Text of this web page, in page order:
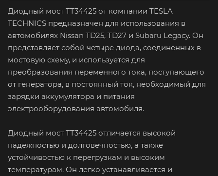
Диодный мост TT34425 от компании TESLA
TECHNICS предназначен для использования в
автомобилях Nissan TD25, TD27 и Subaru Legacy. Он
представляет собой четыре диода, соединенных в
мостовую схему, и используется для
преобразования переменного тока, поступающего
от генератора, в постоянный ток, необходимый для
зарядки аккумулятора и питания
электрооборудования автомобиля.
Диодный мост TT34425 отличается высокой
надежностью и долговечностью, а также
устойчивостью к перегрузкам и высоким
температурам. Он легко устанавливается и